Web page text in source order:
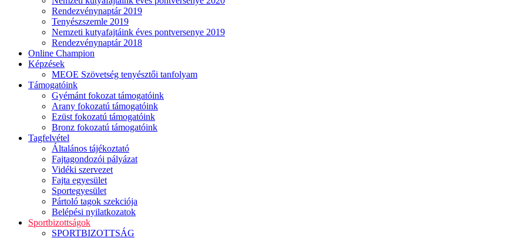
Rendezvénynaptár 2019
Tenyészszemle 2019
Nemzeti kutyafajtáink éves pontversenye 2019
Rendezvénynaptár 2018
Online Champion
Képzések
MEOE Szövetség tenyésztői tanfolyam
Támogatóink
Gyémánt fokozat támogatóink
Arany fokozatú támogatóink
Ezüst fokozatú támogatóink
Bronz fokozatú támogatóink
Tagfelvétel
Általános tájékoztató
Fajtagondozói pályázat
Vidéki szervezet
Fajta egyesület
Sportegyesület
Pártoló tagok szekciója
Belépési nyilatkozatok
Sportbizottságok
SPORTBIZOTTSÁG